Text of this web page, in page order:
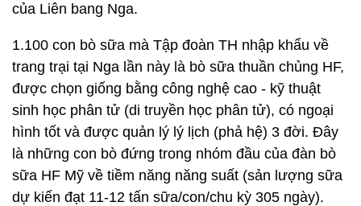
của Liên bang Nga.
1.100 con bò sữa mà Tập đoàn TH nhập khẩu về
trang trại tại Nga lần này là bò sữa thuần chủng HF,
được chọn giống bằng công nghệ cao - kỹ thuật
sinh học phân tử (di truyền học phân tử), có ngoại
hình tốt và được quản lý lý lịch (phả hệ) 3 đời. Đây
là những con bò đứng trong nhóm đầu của đàn bò
sữa HF Mỹ về tiềm năng năng suất (sản lượng sữa
dự kiến đạt 11-12 tấn sữa/con/chu kỳ 305 ngày).